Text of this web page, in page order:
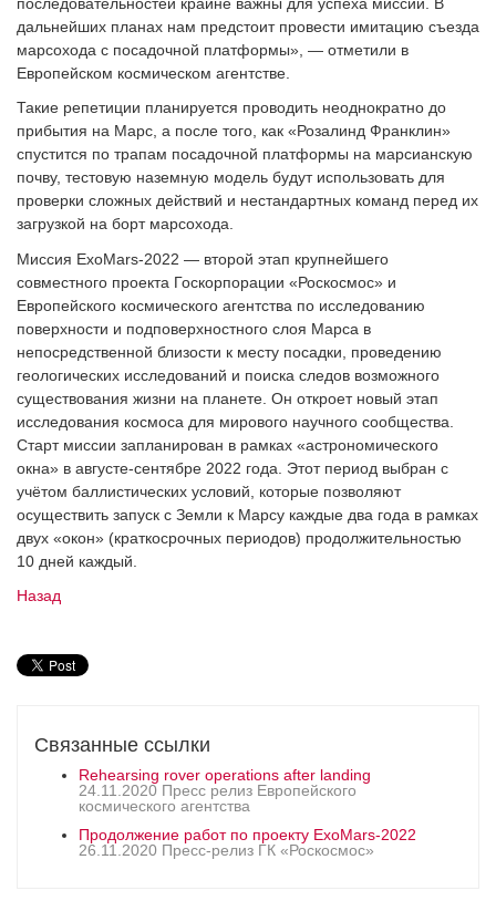
дальнейших планах нам предстоит провести имитацию съезда
марсохода с посадочной платформы», — отметили в
Европейском космическом агентстве.
Такие репетиции планируется проводить неоднократно до
прибытия на Марс, а после того, как «Розалинд Франклин»
спустится по трапам посадочной платформы на марсианскую
почву, тестовую наземную модель будут использовать для
проверки сложных действий и нестандартных команд перед их
загрузкой на борт марсохода.
Миссия ExoMars-2022 — второй этап крупнейшего
совместного проекта Госкорпорации «Роскосмос» и
Европейского космического агентства по исследованию
поверхности и подповерхностного слоя Марса в
непосредственной близости к месту посадки, проведению
геологических исследований и поиска следов возможного
существования жизни на планете. Он откроет новый этап
исследования космоса для мирового научного сообщества.
Старт миссии запланирован в рамках «астрономического
окна» в августе-сентябре 2022 года. Этот период выбран с
учётом баллистических условий, которые позволяют
осуществить запуск с Земли к Марсу каждые два года в рамках
двух «окон» (краткосрочных периодов) продолжительностью
10 дней каждый.
Назад
Связанные ссылки
Rehearsing rover operations after landing
24.11.2020 Пресс релиз Европейского
космического агентства
Продолжение работ по проекту ExoMars-2022
26.11.2020 Пресс-релиз ГК «Роскосмос»